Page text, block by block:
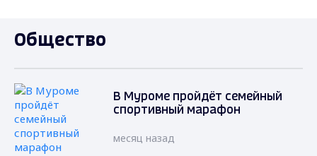
Общество
В Муроме пройдёт семейный
спортивный марафон
месяц назад